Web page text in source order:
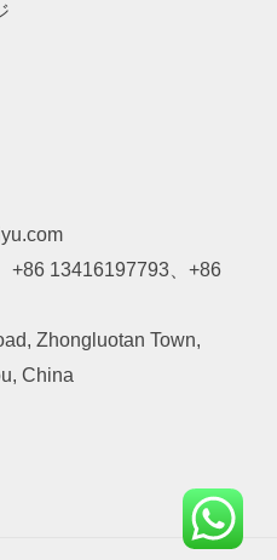
+86 13416197793、+86
Zhongluotan Town,
China